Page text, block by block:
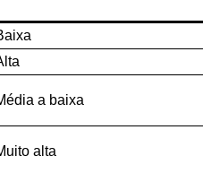
a baixa
alta